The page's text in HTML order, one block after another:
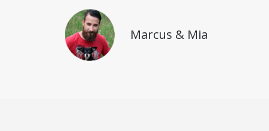
Marcus & Mia